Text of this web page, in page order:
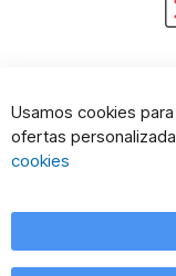
Usamos cookies
ofertas
cookies